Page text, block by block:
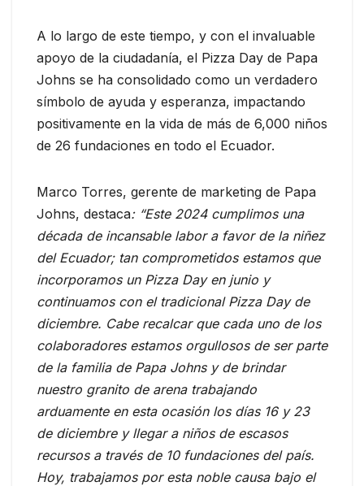
A lo largo de este tiempo, y con el invaluable
apoyo de la ciudadanía, el Pizza Day de Papa
Johns se ha consolidado como un verdadero
símbolo de ayuda y esperanza, impactando
positivamente en la vida de más de 6,000 niños
de 26 fundaciones en todo el Ecuador.
Marco Torres, gerente de marketing de Papa
Johns, destaca: “Este 2024 cumplimos una
década de incansable labor a favor de la niñez
del Ecuador; tan comprometidos estamos que
incorporamos un Pizza Day en junio y
continuamos con el tradicional Pizza Day de
diciembre. Cabe recalcar que cada uno de los
colaboradores estamos orgullosos de ser parte
de la familia de Papa Johns y de brindar
nuestro granito de arena trabajando
arduamente en esta ocasión los días 16 y 23
de diciembre y llegar a niños de escasos
recursos a través de 10 fundaciones del país.
Hoy, trabajamos por esta noble causa bajo el